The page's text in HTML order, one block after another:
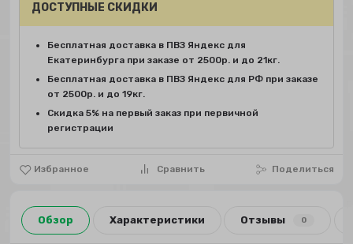
Избранное Сравнить Поделиться
ДОСТУПНЫЕ СКИДКИ
Бесплатная доставка в ПВЗ Яндекс для
Екатеринбурга при заказе от 2500р. и до 21кг.
Бесплатная доставка в ПВЗ Яндекс для РФ при заказе
от 2500р. и до 19кг.
Скидка 5% на первый заказ при первичной
регистрации
Обзор Характеристики Отзывы 0